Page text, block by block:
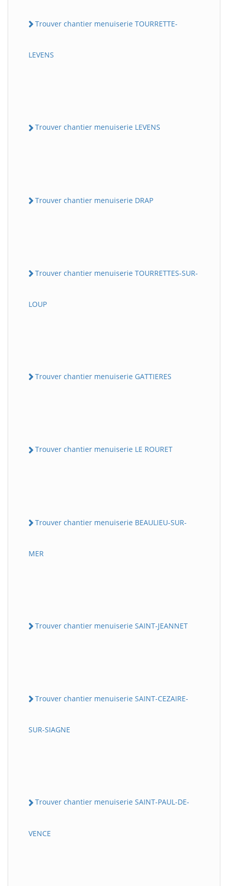
Trouver chantier menuiserie TOURRETTE-
LEVENS
Trouver chantier menuiserie LEVENS
Trouver chantier menuiserie DRAP
Trouver chantier menuiserie TOURRETTES-SUR-
LOUP
Trouver chantier menuiserie GATTIERES
Trouver chantier menuiserie LE ROURET
Trouver chantier menuiserie BEAULIEU-SUR-
MER
Trouver chantier menuiserie SAINT-JEANNET
Trouver chantier menuiserie SAINT-CEZAIRE-
SUR-SIAGNE
Trouver chantier menuiserie SAINT-PAUL-DE-
VENCE